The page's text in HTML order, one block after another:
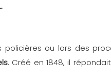
ou lors des
. Créé en 1848, il